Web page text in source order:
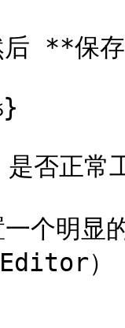
**保
否正常
一个明
），